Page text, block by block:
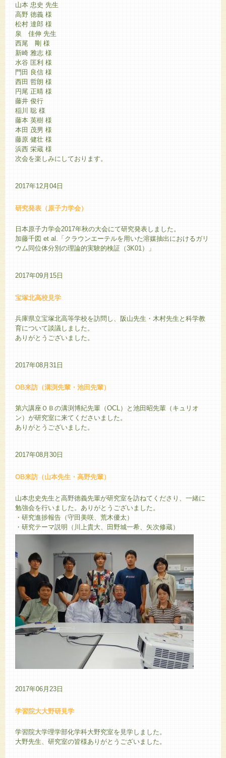
山本 忠史 先生
高野 徳義 様
松村 達郎 様
泉 佳伸 先生
西尾 剛 様
新崎 雅志 様
水谷 匡利 様
門田 良信 様
西田 哲朗 様
円尾 正晴 様
藤井 俊行
稲川 聡 様
藤本 英樹 様
本田 茂男 様
藤原 健壮 様
浜西 栄蔵 様
次会を楽しみにしております。
2017年12月04日
研究発表（原子力学会）
日本原子力学会2017年秋の大会にて研究発表しました。
加藤千図 et al.「クラウンエーテルを用いた溶媒抽出におけるガリ
ウム同位体分別の理論的実験的検証（3K01）」
2017年09月15日
宝塚北高校見学
兵庫県立宝塚北高等学校を訪問し、阪山先生・木村先生と科学教
育について談議しました。
ありがとうございました。
2017年08月31日
OB来訪（溝渕先輩・池田先輩）
第六講座ＯＢの溝渕博紀先輩（OCL）と池田昭先輩（キュリオ
ン）が研究室に来てくださいました。
ありがとうございました。
2017年08月30日
OB来訪（山本先生・高野先輩）
山本忠史先生と高野徳義先輩が研究室を訪ねてくださり、一緒に
勉強会を行いました。ありがとうございました。
・研究進捗報告（守田美咲、荒木優太）
・研究テーマ説明（川上貴大、田野城一希、矢次修蔵）
2017年06月23日
学習院大大野研見学
学習院大学理学部化学科大野究室を見学しました。
大野先生、研究室の皆様ありがとうございました。